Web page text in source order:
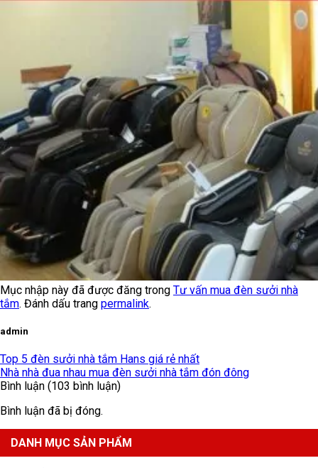
Mục nhập này đã được đăng trong Tư vấn mua đèn sưởi nhà
tắm. Đánh dấu trang permalink.
admin
Top 5 đèn sưởi nhà tắm Hans giá rẻ nhất
Nhà nhà đua nhau mua đèn sưởi nhà tắm đón đông
Bình luận (103 bình luận)
Bình luận đã bị đóng.
DANH MỤC SẢN PHẨM